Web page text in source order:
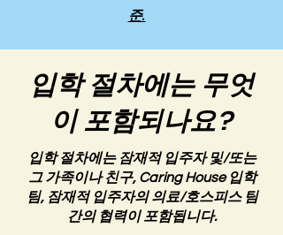
준.
입학 절차에는 무엇
이 포함되나요?
입학 절차에는 잠재적 입주자 및/또는
그 가족이나 친구, Caring House 입학
팀, 잠재적 입주자의 의료/호스피스 팀
간의 협력이 포함됩니다.